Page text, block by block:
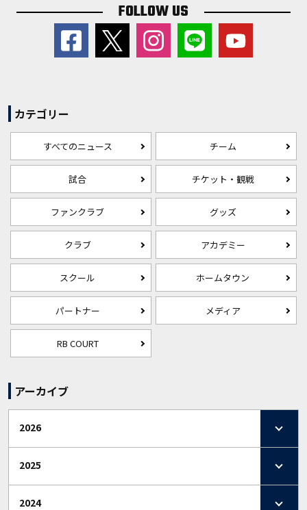
FOLLOW US
カテゴリー
すべてのニュース チーム
試合 チケット・観戦
ファンクラブ グッズ
クラブ アカデミー
スクール ホームタウン
パートナー メディア
RB COURT
アーカイブ
2026
2025
2024